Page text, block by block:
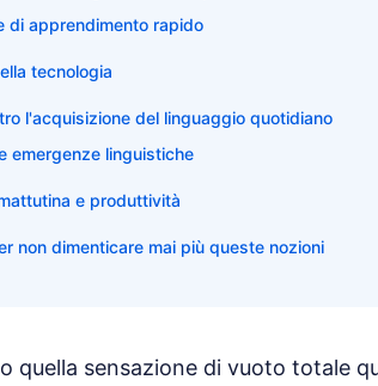
di apprendimento rapido
tecnologia
l'acquisizione del linguaggio quotidiano
emergenze linguistiche
e produttività
non dimenticare mai più queste nozioni
quella sensazione di vuoto totale